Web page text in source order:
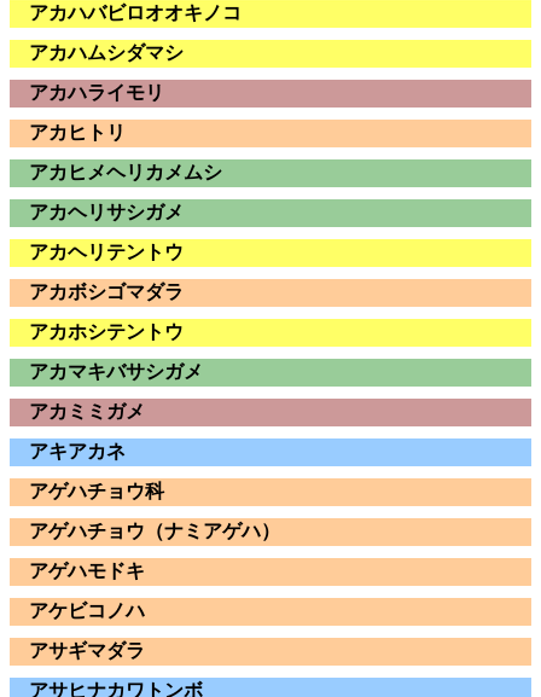
アカハバビロオオキノコ
アカハムシダマシ
アカハライモリ
アカヒトリ
アカヒメヘリカメムシ
アカヘリサシガメ
アカヘリテントウ
アカボシゴマダラ
アカホシテントウ
アカマキバサシガメ
アカミミガメ
アキアカネ
アゲハチョウ科
アゲハチョウ（ナミアゲハ）
アゲハモドキ
アケビコノハ
アサギマダラ
アサヒナカワトンボ